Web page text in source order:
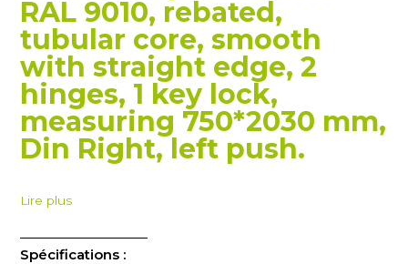
RAL 9010, rebated,
tubular core, smooth
with straight edge, 2
hinges, 1 key lock,
measuring 750*2030 mm,
Din Right, left push.
Lire plus
Spécifications :